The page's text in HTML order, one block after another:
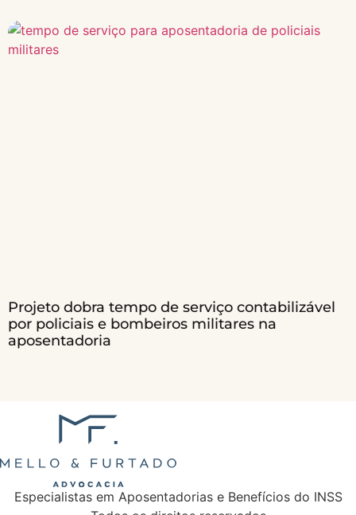
Projeto dobra tempo de serviço contabilizável
por policiais e bombeiros militares na
aposentadoria
Especialistas em Aposentadorias e Benefícios do INSS